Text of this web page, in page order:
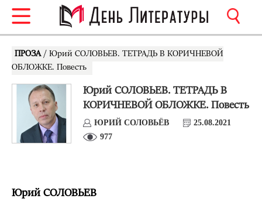
ПРОЗА / Юрий СОЛОВЬЕВ. ТЕТРАДЬ В КОРИЧНЕВОЙ
ОБЛОЖКЕ. Повесть
Юрий СОЛОВЬЕВ. ТЕТРАДЬ В
КОРИЧНЕВОЙ ОБЛОЖКЕ. Повесть
ЮРИЙ СОЛОВЬЁВ
25.08.2021
977
Юрий СОЛОВЬЕВ